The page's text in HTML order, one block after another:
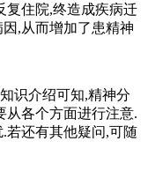
复住院,终造成疾病迁
,从而增加了患精神
识介绍可知,精神分
从各个方面进行注意.
若还有其他疑问,可随